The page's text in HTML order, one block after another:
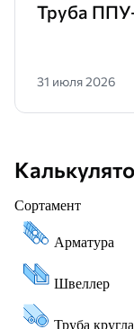
Труба
31 июля 2026